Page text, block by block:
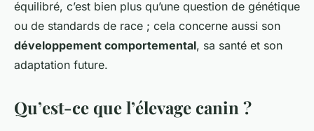
équilibré, c’est bien plus qu’une question de génétique
ou de standards de race ; cela concerne aussi son
développement comportemental, sa santé et son
adaptation future.
Qu’est-ce que l’élevage canin ?